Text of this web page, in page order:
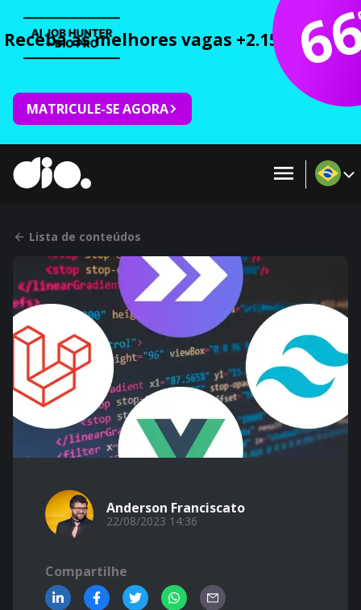
Receba as melhores vagas +2.150 cursos
MATRICULE-SE AGORA
Lista de conteúdos
Anderson Franciscato
22/08/2023 14:36
Compartilhe